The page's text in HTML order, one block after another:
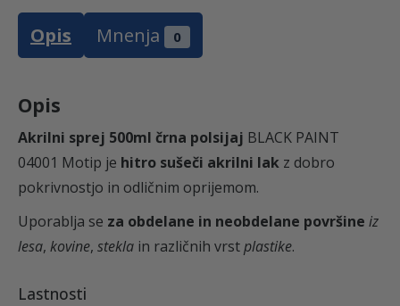
j
j
L
A
C
K
0
4
0
Opis Mnenja 0
Opis
Akrilni sprej 500ml črna polsijaj BLACK PAINT
04001 Motip je hitro sušeči akrilni lak z dobro
pokrivnostjo in odličnim oprijemom.
Uporablja se za obdelane in neobdelane površine iz
lesa, kovine, stekla in različnih vrstplastike.
Lastnosti